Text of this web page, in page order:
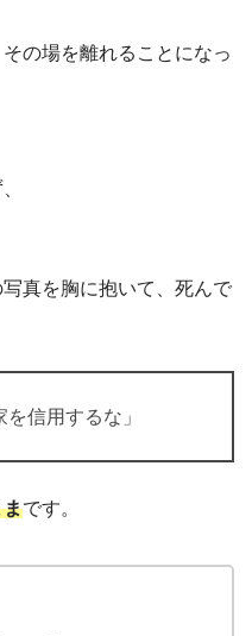
の場を離れることになっ
真を胸に抱いて、死んで
信用するな」
まです。